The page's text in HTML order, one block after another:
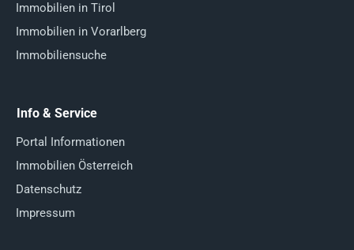
Immobilien in Tirol
Immobilien in Vorarlberg
Immobiliensuche
Info & Service
Portal Informationen
Immobilien Österreich
Datenschutz
Impressum